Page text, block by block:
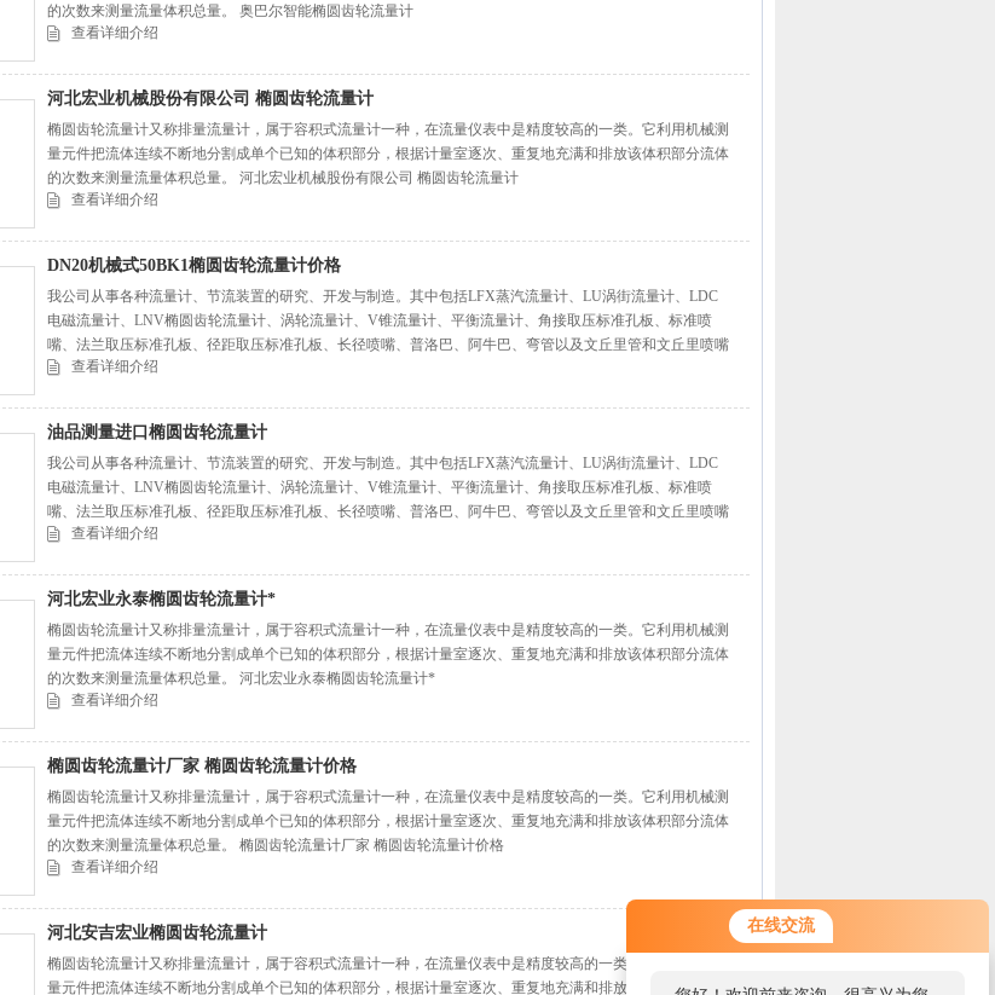
在线交流
的次数来测量流量体积总量。 奥巴尔智能椭圆齿轮流量计
查看详细介绍
河北宏业机械股份有限公司 椭圆齿轮流量计
椭圆齿轮流量计又称排量流量计，属于容积式流量计一种，在流量仪表中是精度较高的一类。它利用机械测
量元件把流体连续不断地分割成单个已知的体积部分，根据计量室逐次、重复地充满和排放该体积部分流体
的次数来测量流量体积总量。 河北宏业机械股份有限公司 椭圆齿轮流量计
查看详细介绍
DN20机械式50BK1椭圆齿轮流量计价格
我公司从事各种流量计、节流装置的研究、开发与制造。其中包括LFX蒸汽流量计、LU涡街流量计、LDC
电磁流量计、LNV椭圆齿轮流量计、涡轮流量计、V锥流量计、平衡流量计、角接取压标准孔板、标准喷
嘴、法兰取压标准孔板、径距取压标准孔板、长径喷嘴、普洛巴、阿牛巴、弯管以及文丘里管和文丘里喷嘴
等。 DN20机械式50BK1椭圆齿轮流量计价格
查看详细介绍
油品测量进口椭圆齿轮流量计
我公司从事各种流量计、节流装置的研究、开发与制造。其中包括LFX蒸汽流量计、LU涡街流量计、LDC
电磁流量计、LNV椭圆齿轮流量计、涡轮流量计、V锥流量计、平衡流量计、角接取压标准孔板、标准喷
嘴、法兰取压标准孔板、径距取压标准孔板、长径喷嘴、普洛巴、阿牛巴、弯管以及文丘里管和文丘里喷嘴
等。 油品测量进口椭圆齿轮流量计
查看详细介绍
河北宏业永泰椭圆齿轮流量计*
椭圆齿轮流量计又称排量流量计，属于容积式流量计一种，在流量仪表中是精度较高的一类。它利用机械测
量元件把流体连续不断地分割成单个已知的体积部分，根据计量室逐次、重复地充满和排放该体积部分流体
的次数来测量流量体积总量。 河北宏业永泰椭圆齿轮流量计*
查看详细介绍
椭圆齿轮流量计厂家 椭圆齿轮流量计价格
椭圆齿轮流量计又称排量流量计，属于容积式流量计一种，在流量仪表中是精度较高的一类。它利用机械测
量元件把流体连续不断地分割成单个已知的体积部分，根据计量室逐次、重复地充满和排放该体积部分流体
的次数来测量流量体积总量。 椭圆齿轮流量计厂家 椭圆齿轮流量计价格
查看详细介绍
河北安吉宏业椭圆齿轮流量计
椭圆齿轮流量计又称排量流量计，属于容积式流量计一种，在流量仪表中是精度较高的一类。它利用机械测
量元件把流体连续不断地分割成单个已知的体积部分，根据计量室逐次、重复地充满和排放该体积部分流体